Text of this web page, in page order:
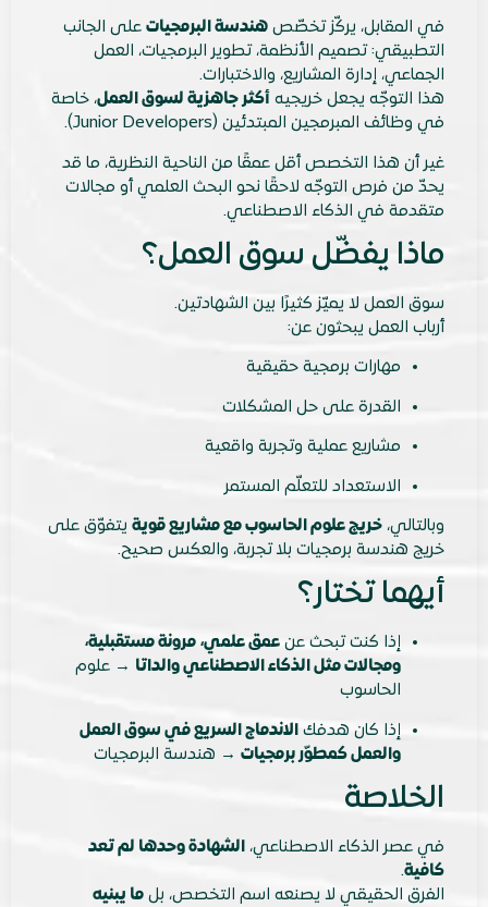
في المقابل، يركّز تخصّص هندسة البرمجيات على الجانب
التطبيقي: تصميم الأنظمة، تطوير البرمجيات، العمل
الجماعي، إدارة المشاريع، والاختبارات.
هذا التوجّه يجعل خريجيه أكثر جاهزية لسوق العمل، خاصة
في وظائف المبرمجين المبتدئين (Junior Developers).
غير أن هذا التخصص أقل عمقًا من الناحية النظرية، ما قد
يحدّ من فرص التوجّه لاحقًا نحو البحث العلمي أو مجالات
متقدمة في الذكاء الاصطناعي.
ماذا يفضّل سوق العمل؟
سوق العمل لا يميّز كثيرًا بين الشهادتين.
أرباب العمل يبحثون عن:
مهارات برمجية حقيقية
القدرة على حل المشكلات
مشاريع عملية وتجربة واقعية
الاستعداد للتعلّم المستمر
وبالتالي، خريج علوم الحاسوب مع مشاريع قوية يتفوّق على
خريج هندسة برمجيات بلا تجربة، والعكس صحيح.
أيهما تختار؟
إذا كنت تبحث عن عمق علمي، مرونة مستقبلية،
ومجالات مثل الذكاء الاصطناعي والداتا → علوم
الحاسوب
إذا كان هدفك الاندماج السريع في سوق العمل
والعمل كمطوّر برمجيات → هندسة البرمجيات
الخلاصة
في عصر الذكاء الاصطناعي، الشهادة وحدها لم تعد
كافية.
الفرق الحقيقي لا يصنعه اسم التخصص، بل ما يبنيه